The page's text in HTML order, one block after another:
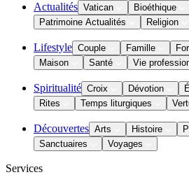
Actualités Vatican Bioéthique
Patrimoine Actualités
Religion
Lifestyle Couple Famille
Maison
Santé Vie
Spiritualité Croix Dévotion
Rites
Temps liturgiques
Découvertes Arts Histoire
Sanctuaires
Voyages
Services